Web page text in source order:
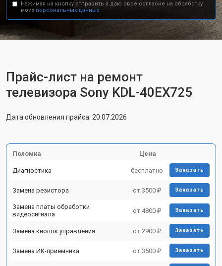
Нажимая на кнопку отправить я даю свое согласие на обработку
моих персональных данных.
Прайс-лист на ремонт
телевизора Sony KDL-40EX725
Дата обновления прайса: 20.07.2026
Поломка Цена
Диагностика бесплатно Заказать
Замена резистора от 3500 ₽ Заказать
Замена платы обработки
видеосигнала
от 4800 ₽ Заказать
Замена кнопок управления от 2900 ₽ Заказать
Замена ИК-приемника от 3500 ₽ Заказать